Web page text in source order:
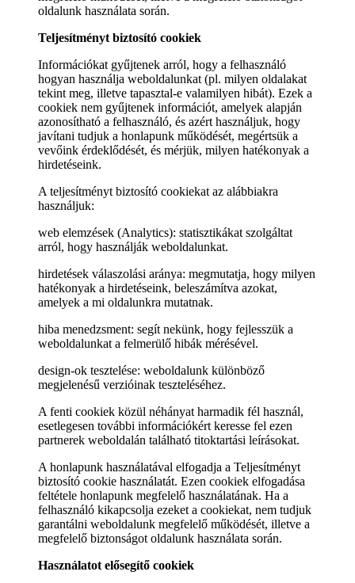
oldalunk használata során.
Teljesítményt biztosító cookiek
Információkat gyűjtenek arról, hogy a felhasználó
hogyan használja weboldalunkat (pl. milyen oldalakat
tekint meg, illetve tapasztal-e valamilyen hibát). Ezek a
cookiek nem gyűjtenek információt, amelyek alapján
azonosítható a felhasználó, és azért használjuk, hogy
javítani tudjuk a honlapunk működését, megértsük a
vevőink érdeklődését, és mérjük, milyen hatékonyak a
hirdetéseink.
A teljesítményt biztosító cookiekat az alábbiakra
használjuk:
web elemzések (Analytics): statisztikákat szolgáltat
arról, hogy használják weboldalunkat.
hirdetések válaszolási aránya: megmutatja, hogy milyen
hatékonyak a hirdetéseink, beleszámítva azokat,
amelyek a mi oldalunkra mutatnak.
hiba menedzsment: segít nekünk, hogy fejlesszük a
weboldalunkat a felmerülő hibák mérésével.
design-ok tesztelése: weboldalunk különböző
megjelenésű verzióinak teszteléséhez.
A fenti cookiek közül néhányat harmadik fél használ,
esetlegesen további információkért keresse fel ezen
partnerek weboldalán található titoktartási leírásokat.
A honlapunk használatával elfogadja a Teljesítményt
biztosító cookie használatát. Ezen cookiek elfogadása
feltétele honlapunk megfelelő használatának. Ha a
felhasználó kikapcsolja ezeket a cookiekat, nem tudjuk
garantálni weboldalunk megfelelő működését, illetve a
megfelelő biztonságot oldalunk használata során.
Használatot elősegítő cookiek